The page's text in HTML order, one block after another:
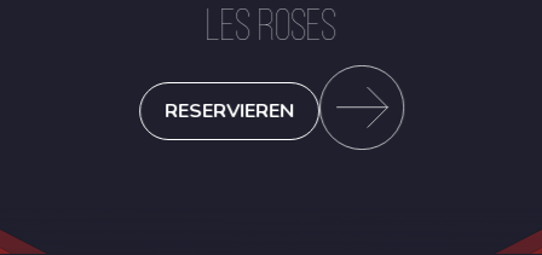
LES ROSES
RESERVIEREN